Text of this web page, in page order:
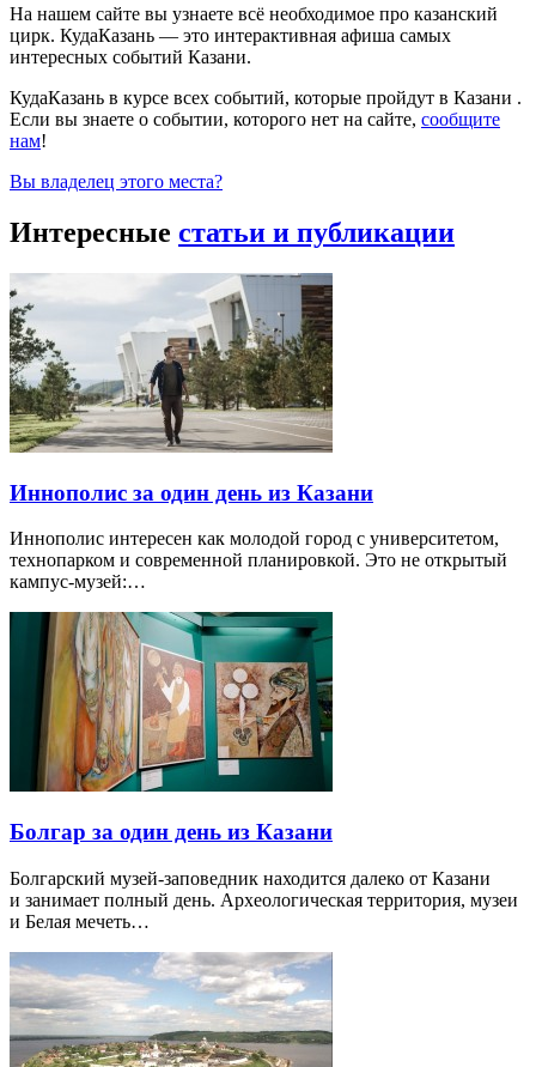
На нашем сайте вы узнаете всё необходимое про казанский
цирк. КудаКазань — это интерактивная афиша самых
интересных событий Казани.
КудаКазань в курсе всех событий, которые пройдут в Казани .
Если вы знаете о событии, которого нет на сайте, сообщите
нам!
Вы владелец этого места?
Интересные статьи и публикации
Иннополис за один день из Казани
Иннополис интересен как молодой город с университетом,
технопарком и современной планировкой. Это не открытый
кампус-музей:…
Болгар за один день из Казани
Болгарский музей-заповедник находится далеко от Казани
и занимает полный день. Археологическая территория, музеи
и Белая мечеть…